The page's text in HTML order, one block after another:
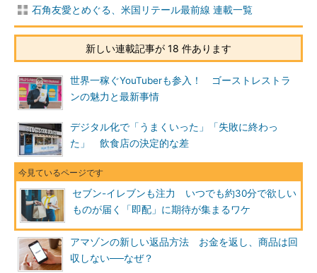
石角友愛とめぐる、米国リテール最前線 連載一覧
新しい連載記事が 18 件あります
世界一稼ぐYouTuberも参入！ ゴーストレストラ
ンの魅力と最新事情
デジタル化で「うまくいった」「失敗に終わっ
た」 飲食店の決定的な差
セブン-イレブンも注力 いつでも約30分で欲しい
ものが届く「即配」に期待が集まるワケ
アマゾンの新しい返品方法 お金を返し、商品は回
収しない──なぜ？